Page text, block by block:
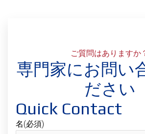
ご質問はありますか
専門家にお問い
ださい
Quick Contact
名(必須)